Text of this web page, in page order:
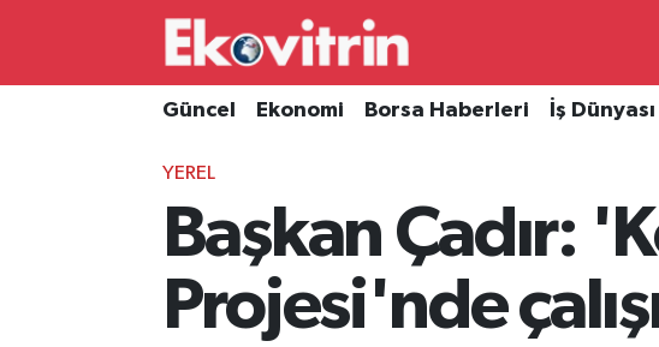
Güncel Ekonomi Borsa Haberleri İş Dünyası
YEREL
Başkan Çadır:
Projesi'nde
Güncel
Borsa Haberleri
Hava Durumu
Süper Lig Puan Durumu ve Fikstür
Tüm Manşetler
Son Dakika Haberleri